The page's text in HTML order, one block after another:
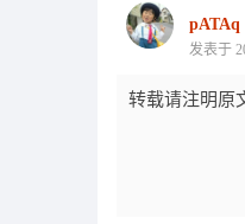
pATAq
发表于
转载请注明原